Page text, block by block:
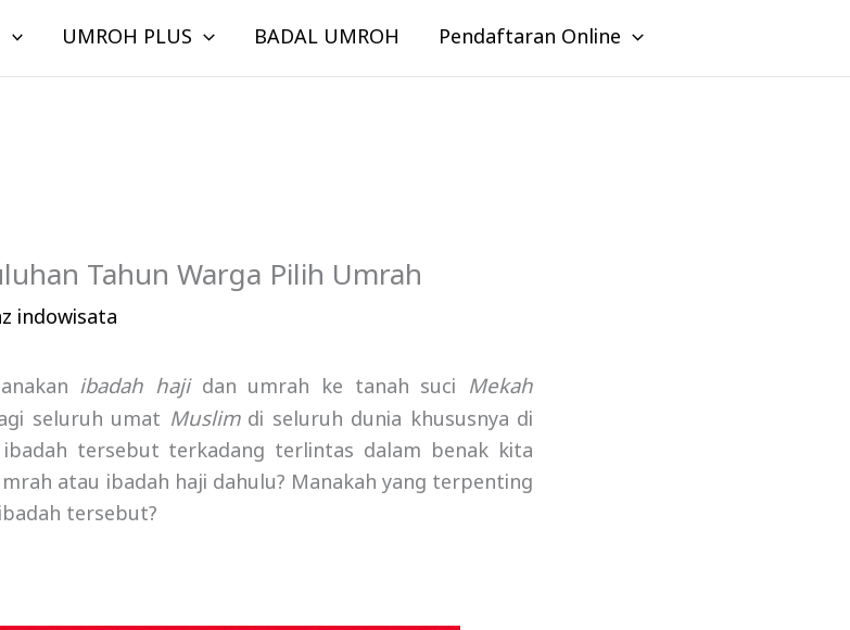
UMROH PLUS BADAL UMROH Pendaftaran Online
Tahun Warga Pilih Umrah
indowisata
ibadah hajidan umrah ke tanah suci Mekah
seluruh umat Muslimdi seluruh dunia khususnya di
tersebut terkadang terlintas dalam benak kita
atau ibadah haji dahulu? Manakah yang terpenting
tersebut?